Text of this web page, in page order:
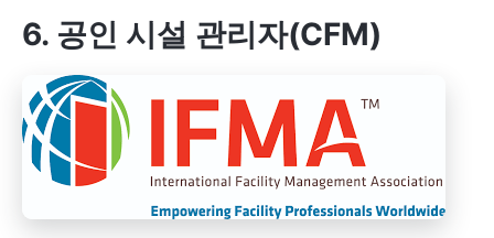
6. 공인 시설 관리자(CFM)